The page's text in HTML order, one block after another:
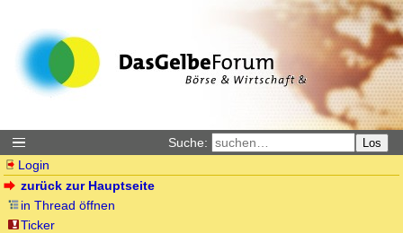
Suche: Los
Login
zurück zur Hauptseite
in Thread öffnen
Ticker